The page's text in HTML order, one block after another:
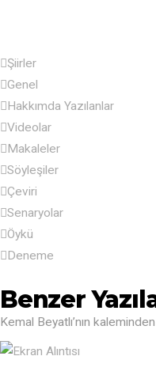
Şiirler
Genel
Hakkımda Yazılanlar
Videolar
Makaleler
Söyleşiler
Çeviri
Senaryolar
Öykü
Deneme
Benzer
Kemal Beyatlı’nın